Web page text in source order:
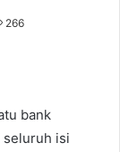
266
bank
seluruh isi